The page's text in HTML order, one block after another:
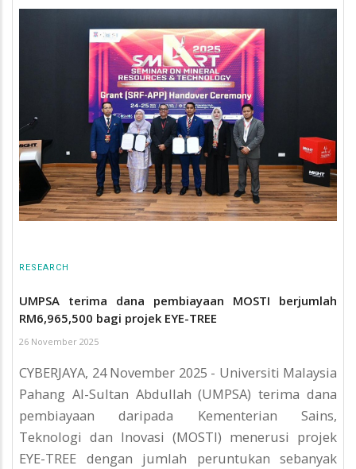
RESEARCH
UMPSA terima dana pembiayaan MOSTI berjumlah
RM6,965,500 bagi projek EYE-TREE
26 November 2025
CYBERJAYA, 24 November 2025 - Universiti Malaysia
Pahang Al-Sultan Abdullah (UMPSA) terima dana
pembiayaan daripada Kementerian Sains,
Teknologi dan Inovasi (MOSTI) menerusi projek
EYE-TREE dengan jumlah peruntukan sebanyak